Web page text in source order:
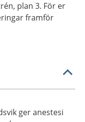
plan 3. För er
framför
ger anestesi